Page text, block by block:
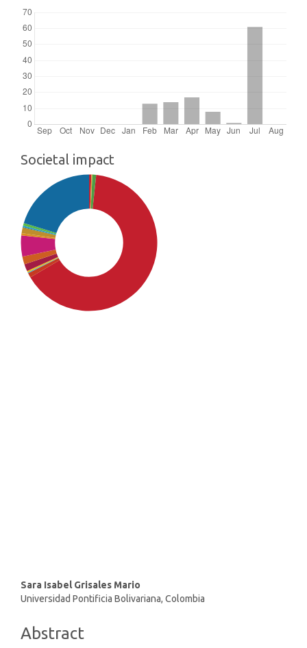
Societal impact
Main
Article
Content
Sara Isabel Grisales Mario
Universidad Pontificia Bolivariana, Colombia
Abstract